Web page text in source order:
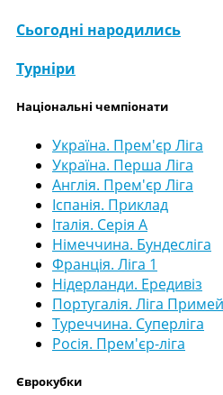
Сьогодні народились
Турніри
Національні чемпіонати
Україна. Прем'єр Ліга
Україна. Перша Ліга
Англія. Прем'єр Ліга
Іспанія. Приклад
Італія. Серія А
Німеччина. Бундесліга
Франція. Ліга 1
Нідерланди. Ередивіз
Португалія. Ліга
Туреччина. Суперліга
Росія. Прем'єр-ліга
Єврокубки